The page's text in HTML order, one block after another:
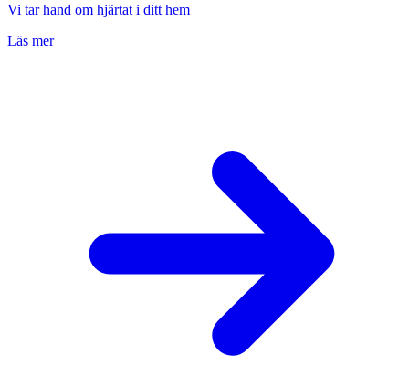
Vi tar hand om hjärtat i ditt hem
Läs mer